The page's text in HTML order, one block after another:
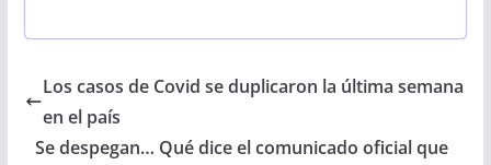
e
t
s
i
r
e
Los casos de Covid se duplicaron la última semana
en el país
Se despegan… Qué dice el comunicado oficial que